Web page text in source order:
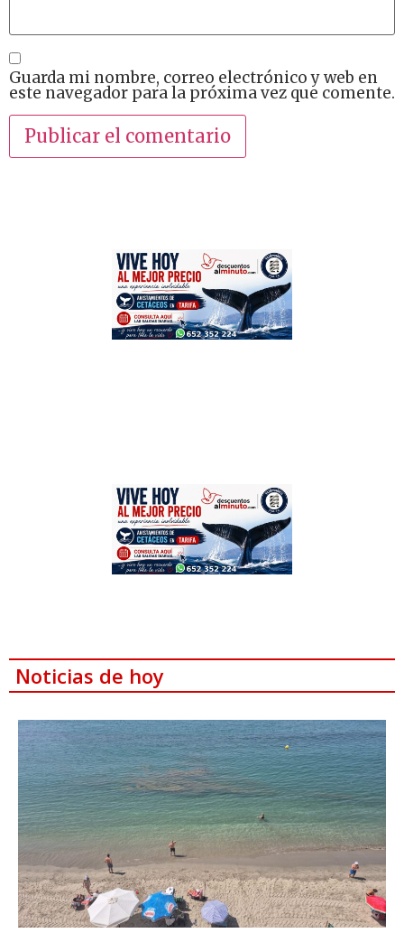
Guarda mi nombre, correo electrónico y web en
este navegador para la próxima vez que comente.
Noticias de hoy